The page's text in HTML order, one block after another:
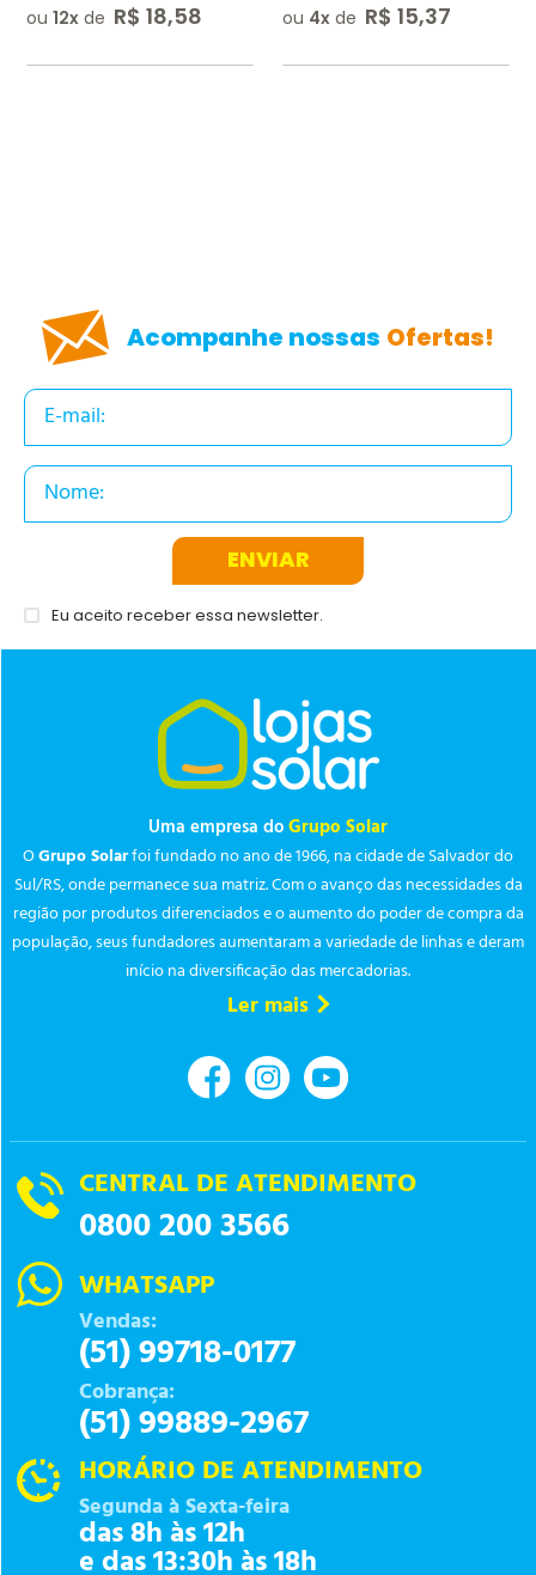
ou 12 de R$ 18,58 ou 4 de R$ 15,37
Acompanhe nossas Ofertas!
ENVIAR
Eu aceito receber essa newsletter.
Uma empresa doGrupo Solar
OGrupo Solarfoi fundado no ano de 1966, na cidade de Salvador do
Sul/RS, onde permanece sua matriz. Com o avanço das necessidades da
região por produtos diferenciados e o aumento do poder de compra da
população, seus fundadores aumentaram a variedade de linhas e deram
início na diversificação das mercadorias.
Ler mais
CENTRAL DE ATENDIMENTO
0800 200 3566
WHATSAPP
Vendas:
(51) 99718-0177
Cobrança:
(51) 99889-2967
HORÁRIO DE ATENDIMENTO
Segunda à Sexta-feira
das 8h às 12h
e das 13:30h às 18h